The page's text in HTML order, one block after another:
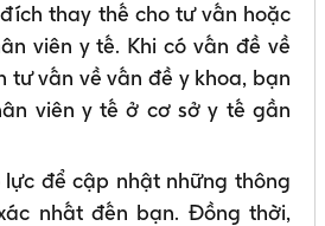
thay thế cho tư vấn hoặc
viên y tế. Khi có vấn đề về
tư vấn về vấn đề y khoa, bạn
viên y tế ở cơ sở y tế gần
lực để cập nhật những thông
nhất đến bạn. Đồng thời,